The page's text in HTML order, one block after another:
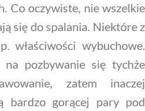
Co oczywiste, nie wszelkie
się do spalania. Niektóre z
właściwości wybuchowe.
na pozbywanie się tychże
zatem inaczej
bardzo gorącej pary pod